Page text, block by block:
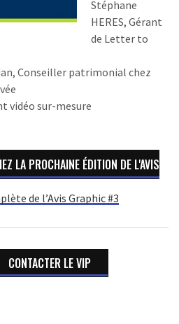
Stéphane
HERES, Gérant
de Letter to
Conseiller patrimonial chez
vidéo sur-mesure
LA PROCHAINE ÉDITION DE L'AVIS
de l’Avis Graphic #3
CONTACTER LE VIP